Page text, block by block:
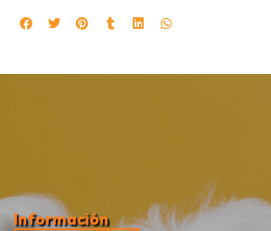
Información